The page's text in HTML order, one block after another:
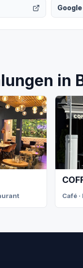
in
Café